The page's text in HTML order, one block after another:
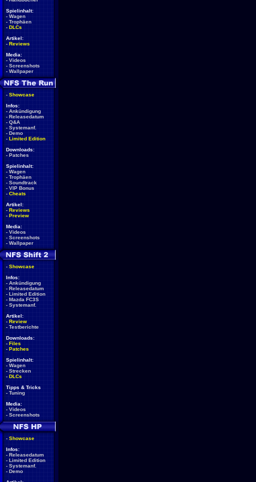
Spielinhalt:
- Wagen
- Trophäen
- DLCs
Artikel:
- Reviews
Media:
- Videos
- Screenshots
- Wallpaper
- Showcase
Infos:
- Ankündigung
- Releasedatum
- Q&A
- Systemanf.
- Demo
- Limited Edition
Downloads:
- Patches
Spielinhalt:
- Wagen
- Trophäen
- Soundtrack
- VIP Bonus
- Cheats
Artikel:
- Reviews
- Preview
Media:
- Videos
- Screenshots
- Wallpaper
- Showcase
Infos:
- Ankündigung
- Releasedatum
- Limited Edition
- Mazda FC3S
- Systemanf.
Artikel:
- Review
- Testberichte
Downloads:
- Files
- Patches
Spielinhalt:
- Wagen
- Strecken
- DLCs
Tipps & Tricks
- Tuning
Media:
- Videos
- Screenshots
- Showcase
Infos:
- Releasedatum
- Limited Edition
- Systemanf.
- Demo